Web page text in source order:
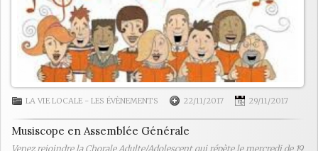
LA VIE LOCALE - LES ÉVÈNEMENTS 22/11/2017 29/11/2017
Musiscope en Assemblée Générale
Venez rejoindre la Chorale Adulte/Adolescent qui répète le mercredi de 19